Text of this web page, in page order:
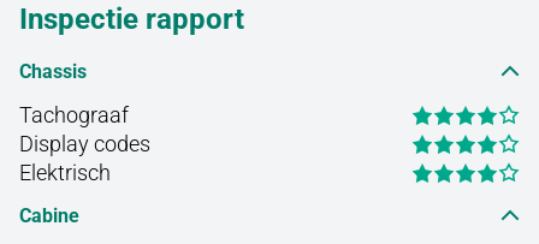
Inspectie rapport
Chassis
Tachograaf
Display codes
Elektrisch
Cabine